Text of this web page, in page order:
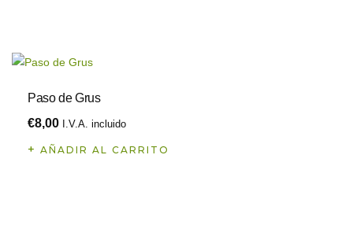
Paso de Grus
€8,00 I.V.A. incluido
AÑADIR AL CARRITO